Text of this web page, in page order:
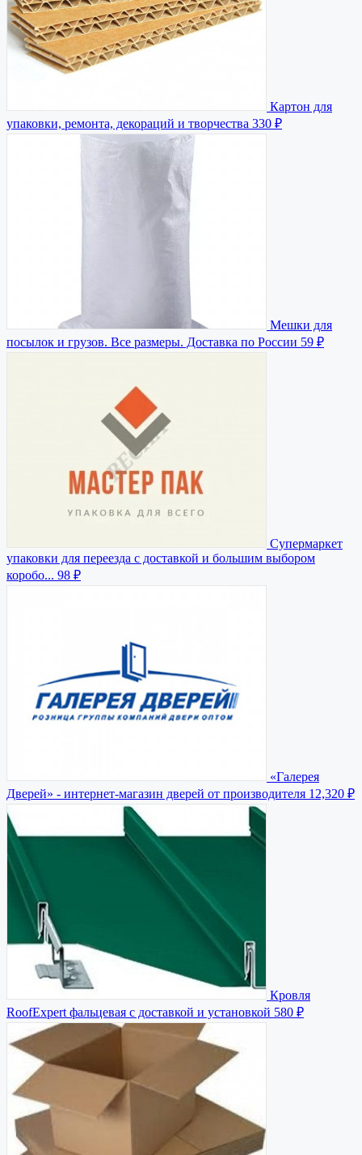
Картон для
упаковки, ремонта, декораций и творчества 330 ₽
Мешки для
посылок и грузов. Все размеры. Доставка по России 59 ₽
Супермаркет
упаковки для переезда с доставкой и большим выбором
коробо... 98 ₽
«Галерея
Дверей» - интернет-магазин дверей от производителя 12,320 ₽
Кровля
RoofExpert фальцевая с доставкой и установкой 580 ₽